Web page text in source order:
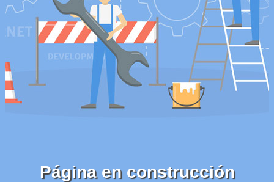
Página en construcción